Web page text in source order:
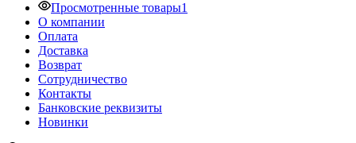
Просмотренные товары1
О компании
Оплата
Доставка
Возврат
Сотрудничество
Контакты
Банковские реквизиты
Новинки